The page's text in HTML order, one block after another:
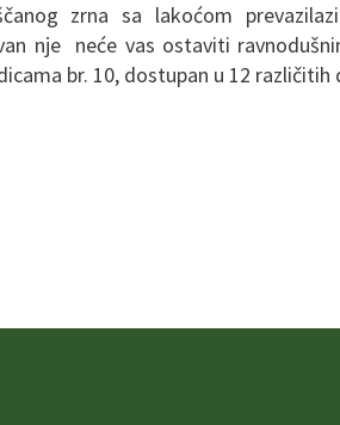
zrna sa lakoćom
nje neće vas ostaviti
br. 10, dostupan u 12 različitih